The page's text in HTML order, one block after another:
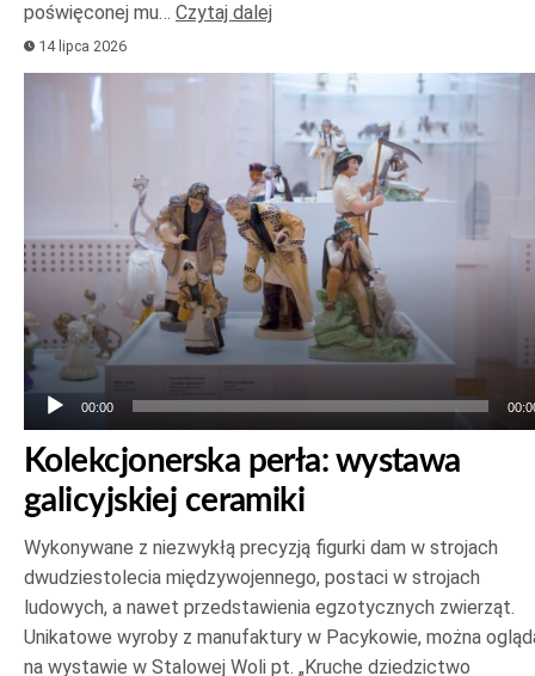
poświęconej mu… Czytaj dalej
14 lipca 2026
Odtwarzacz
00:00
Kolekcjonerska perła: wystawa
galicyjskiej ceramiki
Wykonywane z niezwykłą precyzją figurki dam w strojach
dwudziestolecia międzywojennego, postaci w strojach
ludowych, a nawet przedstawienia egzotycznych zwierząt.
Unikatowe wyroby z manufaktury w Pacykowie, można
na wystawie w Stalowej Woli pt. „Kruche dziedzictwo